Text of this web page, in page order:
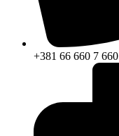
+381 66 660 7 660